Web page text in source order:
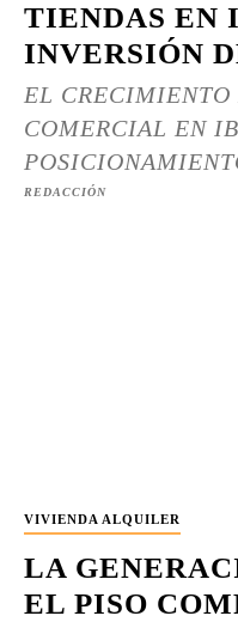
TIENDAS EN
INVERSIÓN
EL CRECIMIENTO
COMERCIAL EN
REDACCIÓN
VIVIENDA ALQUILER
LA
EL PISO